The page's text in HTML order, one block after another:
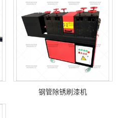
钢管除锈刷漆机